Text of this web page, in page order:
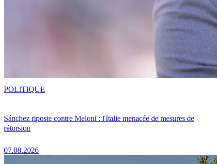
Sánchez riposte contre Meloni : l'Italie menacée de mesures de
rétorsion
07.08.2026
POLITIQUE